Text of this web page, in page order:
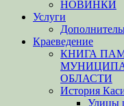
НОВИНКИ
Услуги
Краеведение
КНИГА
ОБЛАСТИ
История
Улицы